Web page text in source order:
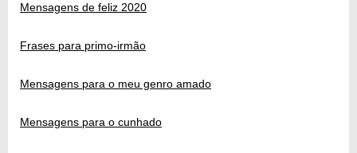
Mensagens de feliz 2020
Frases para primo-irmão
Mensagens para o meu genro amado
Mensagens para o cunhado